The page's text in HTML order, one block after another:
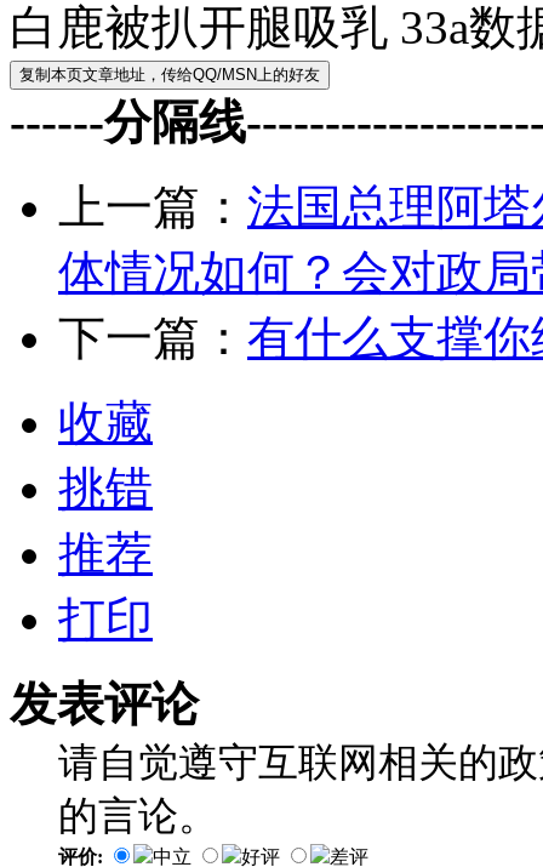
白鹿被扒开腿吸乳 33a数
------分隔线
上一篇： 法国总理阿
体情况如何？会对政
下一篇： 有什么支撑
收藏
挑错
推荐
打印
发表评论
请自觉遵守互联网相关的
的言论。
评价: 中立 好评 差评